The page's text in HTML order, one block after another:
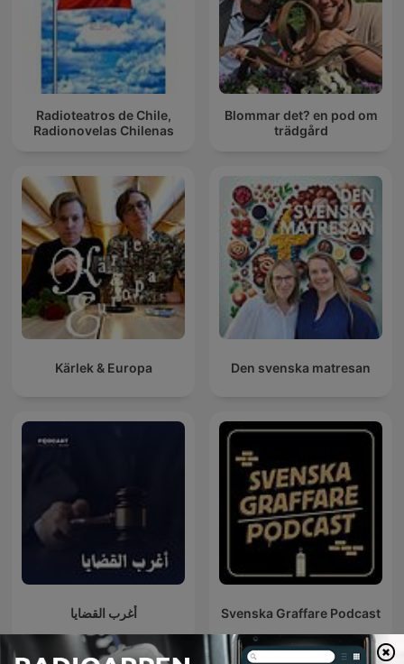
Radioteatros de Chile,
Radionovelas Chilenas
Blommar det? en pod om
trädgård
Kärlek & Europa Den svenska matresan
أغرب القضايا Svenska Graffare Podcast